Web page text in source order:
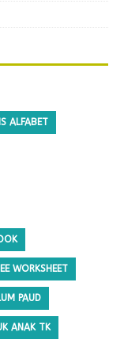
ALFABET
WORKSHEET
PAUD
ANAK TK